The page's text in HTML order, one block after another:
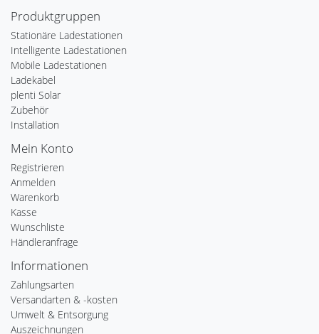
Produktgruppen
Stationäre Ladestationen
Intelligente Ladestationen
Mobile Ladestationen
Ladekabel
plenti Solar
Zubehör
Installation
Mein Konto
Registrieren
Anmelden
Warenkorb
Kasse
Wunschliste
Händleranfrage
Informationen
Zahlungsarten
Versandarten & -kosten
Umwelt & Entsorgung
Auszeichnungen